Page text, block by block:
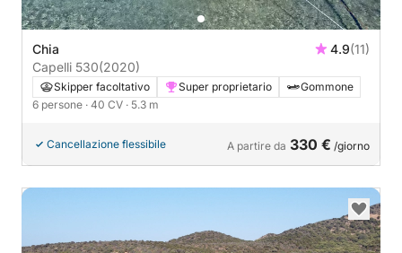
Chia 4.9(11)
Capelli 530(2020)
Skipper facoltativo Super proprietario
Gommone
6 persone · 40 CV · 5.3 m
Cancellazione flessibile A partire da 330 € /giorno